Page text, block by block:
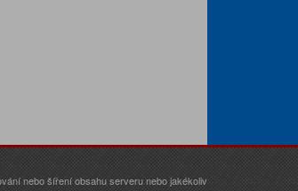
nebo šíření obsahu serveru nebo jakékoliv